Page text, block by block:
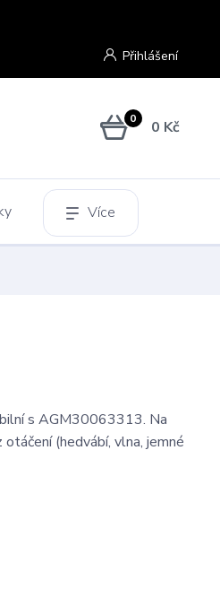
Přihlášení
0 0 Kč
Více
s AGM30063313. Na
(hedvábí, vlna, jemné